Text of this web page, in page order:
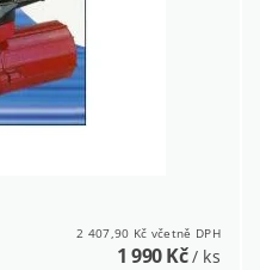
2 407,90 Kč včetně DPH
1 990 Kč/ ks